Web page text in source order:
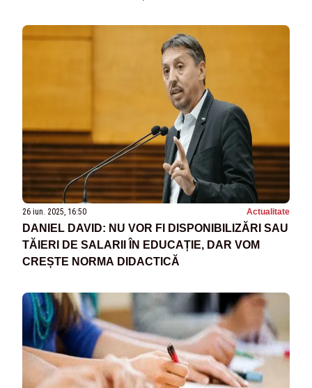
26 iun. 2025, 16:50 Actualitate
DANIEL DAVID: NU VOR FI DISPONIBILIZĂRI SAU
TĂIERI DE SALARII ÎN EDUCAȚIE, DAR VOM
CREȘTE NORMA DIDACTICĂ